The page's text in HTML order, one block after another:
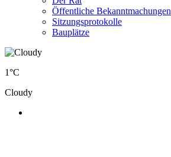
Öffentliche Bekanntmachungen
Sitzungsprotokolle
Bauplätze
1°C
Cloudy